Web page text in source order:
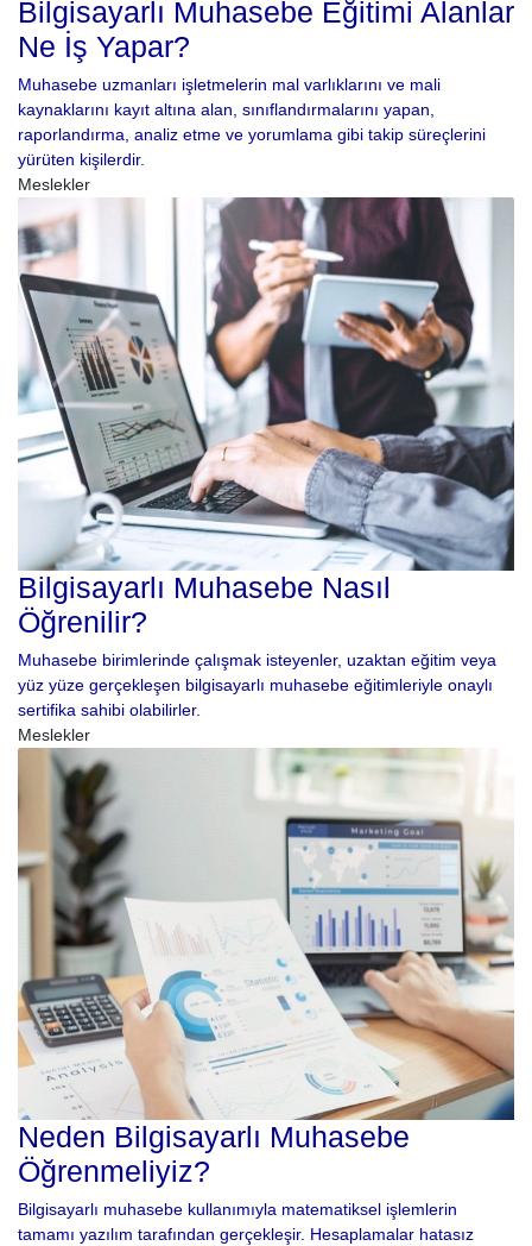
Bilgisayarlı Muhasebe Eğitimi Alanlar
Ne İş Yapar?
Muhasebe uzmanları işletmelerin mal varlıklarını ve mali
kaynaklarını kayıt altına alan, sınıflandırmalarını yapan,
raporlandırma, analiz etme ve yorumlama gibi takip süreçlerini
yürüten kişilerdir.
Meslekler
Bilgisayarlı Muhasebe Nasıl
Öğrenilir?
Muhasebe birimlerinde çalışmak isteyenler, uzaktan eğitim veya
yüz yüze gerçekleşen bilgisayarlı muhasebe eğitimleriyle onaylı
sertifika sahibi olabilirler.
Meslekler
Neden Bilgisayarlı Muhasebe
Öğrenmeliyiz?
Bilgisayarlı muhasebe kullanımıyla matematiksel işlemlerin
tamamı yazılım tarafından gerçekleşir. Hesaplamalar hatasız